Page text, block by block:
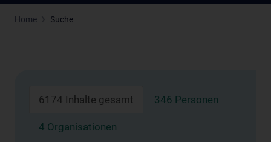
Home Suche
6174 Inhalte gesamt 346 Personen
4 Organisationen